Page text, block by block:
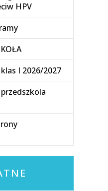
HPV
I 2026/2027